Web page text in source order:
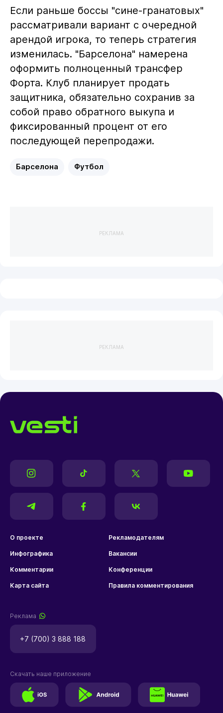
Если раньше боссы "сине-гранатовых"
рассматривали вариант с очередной
арендой игрока, то теперь стратегия
изменилась. "Барселона" намерена
оформить полноценный трансфер
Форта. Клуб планирует продать
защитника, обязательно сохранив за
собой право обратного выкупа и
фиксированный процент от его
последующей перепродажи.
Барселона Футбол
РЕКЛАМА
РЕКЛАМА
О проекте Рекламодателям
Инфографика Вакансии
Комментарии Конференции
Карта сайта Правила комментирования
Реклама
+7 (700) 3 888 188
Скачать наше приложение